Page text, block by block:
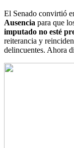
El Senado convirtió
Ausencia para que
imputado no esté
reiterancia y
delincuentes. Ahora